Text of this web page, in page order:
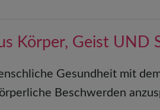
Körper, Geist UND
Gesundheit mit
Beschwerden